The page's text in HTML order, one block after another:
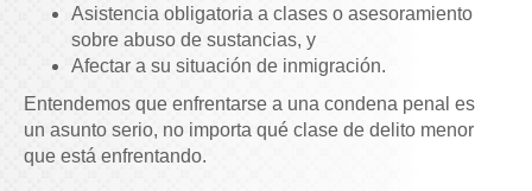
Asistencia obligatoria a clases o asesoramiento
sobre abuso de sustancias, y
Afectar a su situación de inmigración.
Entendemos que enfrentarse a una condena penal es
un asunto serio, no importa qué clase de delito menor
que está enfrentando.